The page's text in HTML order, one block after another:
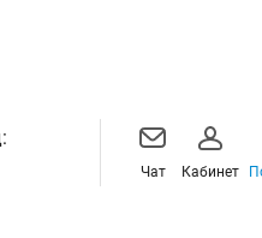
Чат Кабинет